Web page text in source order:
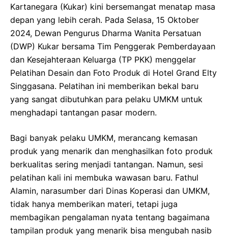
Kartanegara (Kukar) kini bersemangat menatap masa
depan yang lebih cerah. Pada Selasa, 15 Oktober
2024, Dewan Pengurus Dharma Wanita Persatuan
(DWP) Kukar bersama Tim Penggerak Pemberdayaan
dan Kesejahteraan Keluarga (TP PKK) menggelar
Pelatihan Desain dan Foto Produk di Hotel Grand Elty
Singgasana. Pelatihan ini memberikan bekal baru
yang sangat dibutuhkan para pelaku UMKM untuk
menghadapi tantangan pasar modern.
Bagi banyak pelaku UMKM, merancang kemasan
produk yang menarik dan menghasilkan foto produk
berkualitas sering menjadi tantangan. Namun, sesi
pelatihan kali ini membuka wawasan baru. Fathul
Alamin, narasumber dari Dinas Koperasi dan UMKM,
tidak hanya memberikan materi, tetapi juga
membagikan pengalaman nyata tentang bagaimana
tampilan produk yang menarik bisa mengubah nasib